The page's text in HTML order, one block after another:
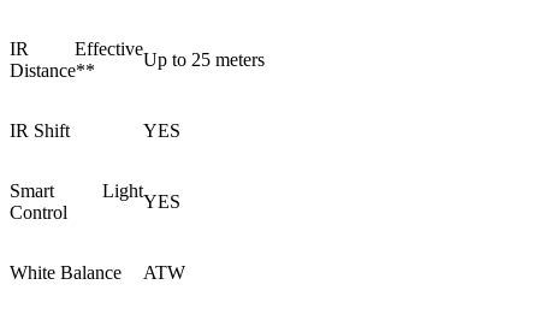
IR Effective
Distance**
Up to 25 meters
IR Shift YES
Smart Light
Control
YES
White Balance ATW